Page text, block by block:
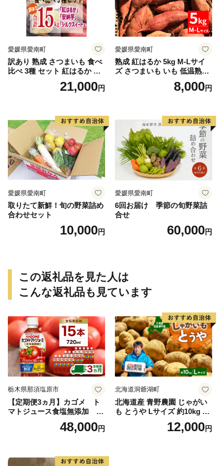
愛媛県愛南町
訳あり 熟成 さつまいも 食べ
比べ 3種 セット 紅はるか 安
納芋 シルクスイート 合計 15
kg サイズ混合 サツマイモ 焼
芋 ほしいも スイートポテト
いも天 サイズミックス 甘い
ねっとり 生芋 新芋 あんのう
いも 甘藷 べにはるか スイー
ツ 国産 糖度 産地直送 農家直
送 数量限定 21000円 愛媛 愛
南 ミッチーのおみかん畑
21,000円
愛媛県愛南町
熟成 紅はるか 5kg M-Lサイ
ズ さつまいも いも 低温熟成
完全熟成収穫 甘い 糖度 焼き
芋 やきいも スイートポテト
8,000円
愛媛県愛南町
取りたて新鮮！旬の野菜詰め
合わせセット
10,000円
愛媛県愛南町
6回お届け 季節の旬野菜詰
合せ
60,000円
この返礼品を見た人は
こんな返礼品も見ています
栃木県那須塩原市
【定期便3ヵ月】カゴメ ト
マトジュース食塩無添加 72
0ml PET×15本 1ケース 毎月
届く 3ヵ月 3回コース ns001-
48,000円
北海道洞爺湖町
北海道産 青野農園 じゃがい
も とうや Lサイズ 約10kg 20
26年10月初旬～12月下旬頃お
届け 先行予約 北海道 ジャガ
12,000円